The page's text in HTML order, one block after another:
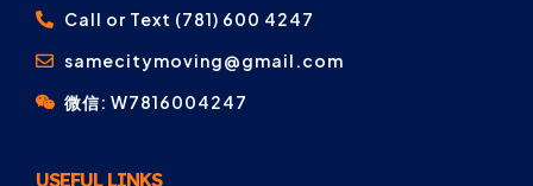
Call or Text (781) 600 4247
samecitymoving@gmail.com
微信: W7816004247
USEFUL LINKS